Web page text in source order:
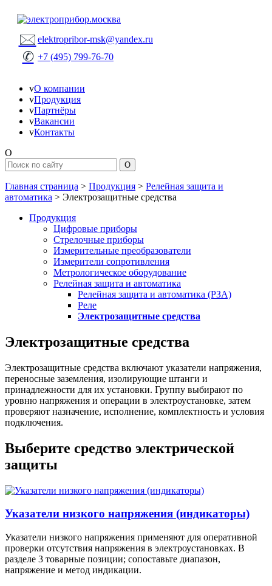
🖂 elektropribor-msk@yandex.ru
✆ +7 (495) 799-76-70
vО компании
vПродукция
vПартнёры
vВакансии
vКонтакты
O
Главная страница > Продукция > Релейная защита и
автоматика > Электрозащитные средства
Продукция
Цифровые приборы
Стрелочные приборы
Измерительные преобразователи
Измерители сопротивления
Метрологическое оборудование
Релейная защита и автоматика
Релейная защита и автоматика (РЗА)
Реле
Электрозащитные средства
Электрозащитные средства
Электрозащитные средства включают указатели напряжения,
переносные заземления, изолирующие штанги и
принадлежности для их установки. Группу выбирают по
уровню напряжения и операции в электроустановке, затем
проверяют назначение, исполнение, комплектность и условия
подключения.
Выберите средство электрической
защиты
Указатели низкого напряжения (индикаторы)
Указатели низкого напряжения применяют для оперативной
проверки отсутствия напряжения в электроустановках. В
разделе 3 товарные позиции; сопоставьте диапазон,
напряжение и метод индикации.